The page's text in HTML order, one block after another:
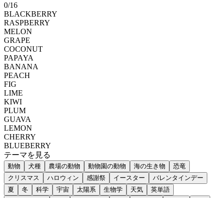
0/16
BLACKBERRY
RASPBERRY
MELON
GRAPE
COCONUT
PAPAYA
BANANA
PEACH
FIG
LIME
KIWI
PLUM
GUAVA
LEMON
CHERRY
BLUEBERRY
テーマを見る
動物 犬種 農場の動物 動物園の動物 海の生き物
恐竜
クリスマス
ハロウィン 感謝祭 イースター
バレンタインデー
夏
冬 科学 宇宙 太陽系 生物学 天気
英単語